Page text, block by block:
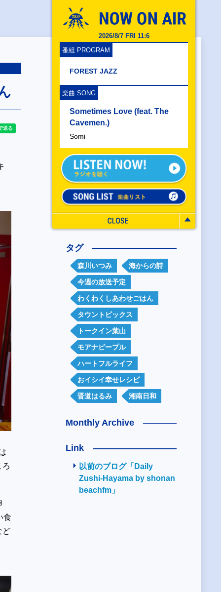
2026/8/7 FRI 11:6
番組 PROGRAM
FOREST JAZZ
楽曲 SONG
Sometimes Love (feat. The
Cavemen.)
Somi
ろ
食
ど
タグ
森川いつみ 海からの詩
今週の放送予定
わくわくしあわせごはん
タウントピックス
トークイン葉山
モアナピープル
ハートフルライフ
おイシイ幸せレシピ
晋道はるみ 湘南日和
Monthly Archive
Link
以前のブログ「Daily
Zushi-Hayama by shonan
beachfm」